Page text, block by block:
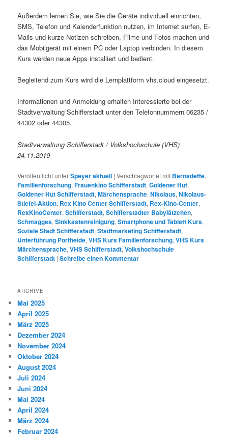
Außerdem lernen Sie, wie Sie die Geräte individuell einrichten,
SMS, Telefon und Kalenderfunktion nutzen, im Internet surfen, E-
Mails und kurze Notizen schreiben, Filme und Fotos machen und
das Mobilgerät mit einem PC oder Laptop verbinden. In diesem
Kurs werden neue Apps installiert und bedient.
Begleitend zum Kurs wird die Lernplattform vhs.cloud eingesetzt.
Informationen und Anmeldung erhalten Interessierte bei der
Stadtverwaltung Schifferstadt unter den Telefonnummern 06235 /
44302 oder 44305.
Stadtverwaltung Schifferstadt / Volkshochschule (VHS)
24.11.2019
Veröffentlicht unterSpeyer aktuell |Verschlagwortet mit Bernadette,
Familienforschung,Frauenkino Schifferstadt,Goldener Hut,
Goldener Hut Schifferstadt,Märchensprache,Nikolaus,Nikolaus-
Stiefel-Aktion, Rex Kino Center Schifferstadt, Rex-Kino-Center,
RexKinoCenter,Schifferstadt,Schifferstadter Babylätzchen,
Schmagges,Sinkkastenreinigung,Smartphone und Tablett Kurs,
Soziale Stadt Schifferstadt,Stadtmarketing Schifferstadt,
Unterführung Portheide,VHS Kurs Familienforschung,VHS Kurs
Märchensprache,VHS Schifferstadt,Volkshochschule
Schifferstadt |Schreibe einen Kommentar
ARCHIVE
Mai 2025
April 2025
März 2025
Dezember 2024
November 2024
Oktober 2024
August 2024
Juli 2024
Juni 2024
Mai 2024
April 2024
März 2024
Februar 2024